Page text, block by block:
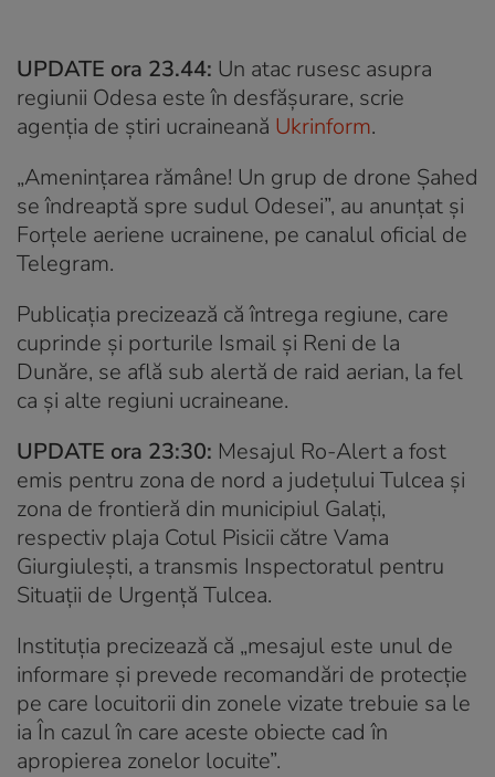
UPDATE ora 23.44: Un atac rusesc asupra
regiunii Odesa este în desfășurare, scrie
agenția de știri ucraineană Ukrinform.
„Amenințarea rămâne! Un grup de drone Șahed
se îndreaptă spre sudul Odesei”, au anunțat și
Forțele aeriene ucrainene, pe canalul oficial de
Telegram.
Publicația precizează că întrega regiune, care
cuprinde și porturile Ismail și Reni de la
Dunăre, se află sub alertă de raid aerian, la fel
ca și alte regiuni ucraineane.
UPDATE ora 23:30: Mesajul Ro-Alert a fost
emis pentru zona de nord a județului Tulcea și
zona de frontieră din municipiul Galați,
respectiv plaja Cotul Pisicii către Vama
Giurgiulești, a transmis Inspectoratul pentru
Situații de Urgență Tulcea.
Instituția precizează că „mesajul este unul de
informare și prevede recomandări de protecție
pe care locuitorii din zonele vizate trebuie sa le
ia În cazul în care aceste obiecte cad în
apropierea zonelor locuite”.